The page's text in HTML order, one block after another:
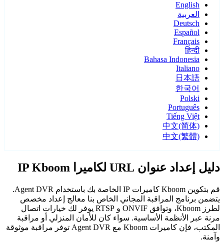
English
العربية
Deutsch
Español
Français
हिन्दी
Bahasa Indonesia
Italiano
日本語
한국어
Polski
Português
Tiếng Việt
中文(简体)
中文(繁體)
دليل إعداد عنوان URL لكاميرا IP Kboom
قم بتكوين Kboom كاميرات IP الخاصة بك باستخدام Agent DVR.
يتضمن برنامج المراقبة المجاني الخاص بنا معالج إعداد مخصص
لطرز Kboom، وتوافق ONVIF و RTSP يوفر لك خيارات اتصال
مرنة عبر الأنظمة الأساسية. سواء كان للأمان المنزلي أو مراقبة
المكتب، فإن كاميرات Kboom مع Agent DVR توفر مراقبة موثوقة
وآمنة.